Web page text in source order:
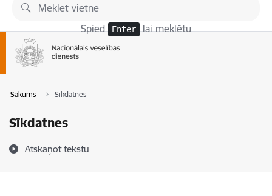
Pāriet uz lapas saturu
Spied Enter lai meklētu
Sākums Sīkdatnes
Sīkdatnes
Atskaņot tekstu